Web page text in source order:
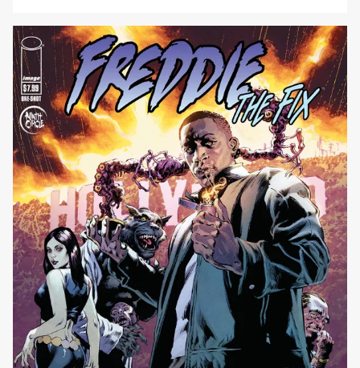
V e denominata Notturno di Gotham, un enorme successo
di critica in patria. La versione di Batman di Ram [']